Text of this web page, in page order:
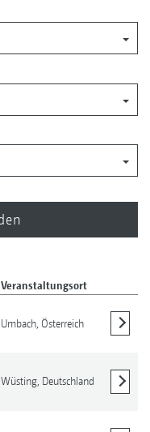
Veranstaltungsort
Umbach, Österreich
Wüsting, Deutschland